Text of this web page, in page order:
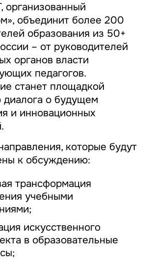
объединит более 200
образования из 50+
– от руководителей
органов власти
педагогов.
станет площадкой
диалога о будущем
и инновационных
которые будут
к обсуждению:
трансформация
учебными
искусственного
в образовательные